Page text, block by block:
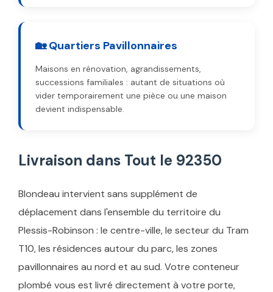
🏡 Quartiers Pavillonnaires
Maisons en rénovation, agrandissements,
successions familiales : autant de situations où
vider temporairement une pièce ou une maison
devient indispensable.
Livraison dans Tout le 92350
Blondeau intervient sans supplément de
déplacement dans l'ensemble du territoire du
Plessis-Robinson : le centre-ville, le secteur du Tram
T10, les résidences autour du parc, les zones
pavillonnaires au nord et au sud. Votre conteneur
plombé vous est livré directement à votre porte,